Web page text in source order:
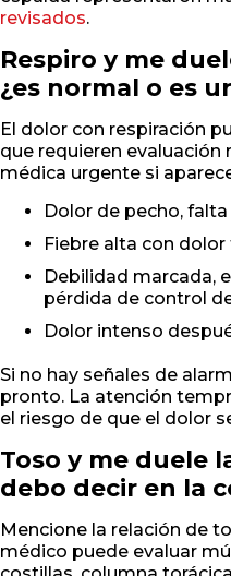
revisados.
Respiro y me
¿es normal o es
El dolor con respiración
que requieren evaluación
médica urgente si
Dolor de pecho,
Fiebre alta con dolor
Debilidad marcada,
pérdida de control
Dolor intenso
Si no hay señales de
pronto. La atención
el riesgo de que el dolor
Toso y me duele
debo decir en la
Mencione la relación de
médico puede evaluar